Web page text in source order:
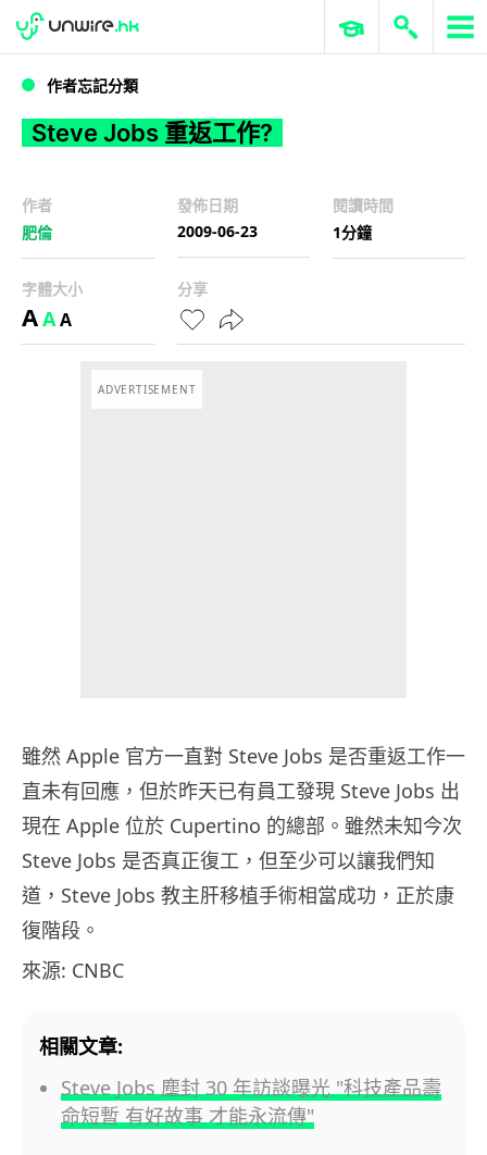
Steve Jobs 重返工作?
WWDC 2026 ERP 與商業 AI
作者忘記分類
Steve Jobs 重返工作?
作者
肥倫
發佈日期
2009-06-23
閱讀時間
1分鐘
字體大小
AAA
分享
ADVERTISEMENT
雖然 Apple 官方一直對 Steve Jobs 是否重返工作一
直未有回應，但於昨天已有員工發現 Steve Jobs 出
現在 Apple 位於 Cupertino 的總部。雖然未知今次
Steve Jobs 是否真正復工，但至少可以讓我們知
道，Steve Jobs 教主肝移植手術相當成功，正於康
復階段。
來源: CNBC
相關文章:
Steve Jobs 塵封 30 年訪談曝光 "科技產品壽
命短暫 有好故事 才能永流傳"